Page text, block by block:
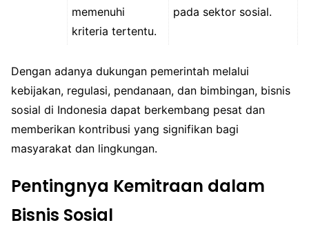
memenuhi
kriteria tertentu.
pada sektor sosial.
Dengan adanya dukungan pemerintah melalui
kebijakan, regulasi, pendanaan, dan bimbingan, bisnis
sosial di Indonesia dapat berkembang pesat dan
memberikan kontribusi yang signifikan bagi
masyarakat dan lingkungan.
Pentingnya Kemitraan dalam
Bisnis Sosial